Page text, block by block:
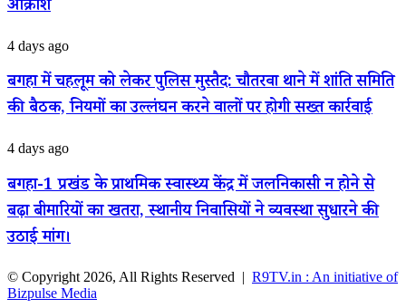
प्रोफेसर
किले
सेंध
बनी
पतिलार
मिश्रौली
टोला
में
से
बेहाल
ग्रामीण,
जनप्रतिनिधियों
के
गहराया
आक्रोश
बगहा
चहलूम
को
लेकर
मुस्तैद:
चौतरवा
थाने
में
शांति
समिति
की
नियमों
का
4 days ago
बगहा में चहलूम को लेकर पुलिस मुस्तैद: चौतरवा थाने में शांति समिति
की बैठक, नियमों का उल्लंघन करने वालों पर होगी सख्त कार्रवाई
बगहा-1
के
प्राथमिक
स्वास्थ्य
केंद्र
में
न
होने
4 days ago
बगहा-1 प्रखंड के प्राथमिक स्वास्थ्य केंद्र में जलनिकासी न होने से
बढ़ा बीमारियों का खतरा, स्थानीय निवासियों ने व्यवस्था सुधारने की
उठाई मांग।
© Copyright 2026, All Rights Reserved | R9TV.in : An initiative of
Bizpulse Media